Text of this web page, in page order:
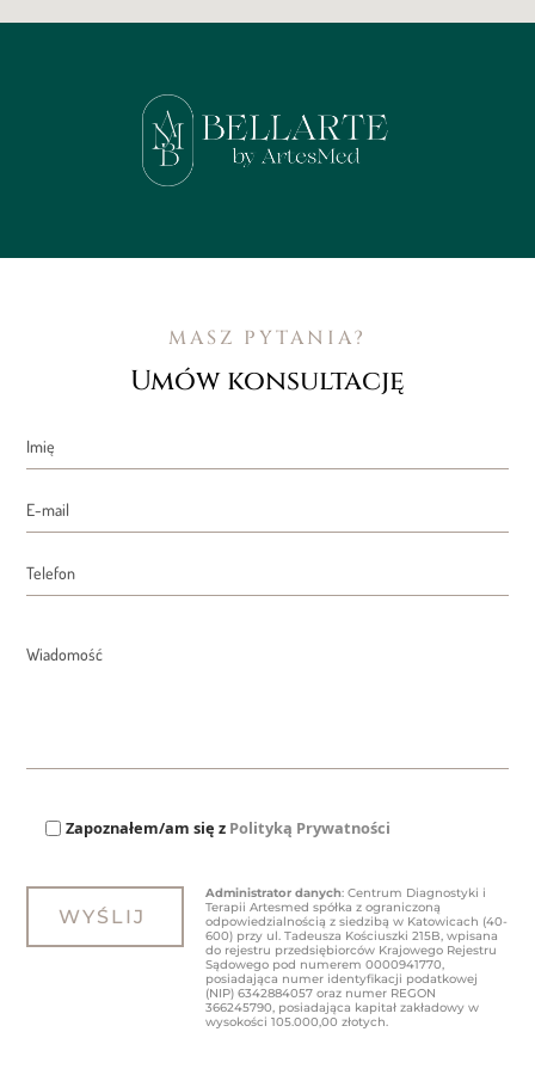
MASZ PYTANIA?
Umów konsultację
Zapoznałem/am się z Polityką Prywatności
Administrator danych: Centrum Diagnostyki i
Terapii Artesmed spółka z ograniczoną
odpowiedzialnością z siedzibą w Katowicach (40-
600) przy ul. Tadeusza Kościuszki 215B, wpisana
do rejestru przedsiębiorców Krajowego Rejestru
Sądowego pod numerem 0000941770,
posiadająca numer identyfikacji podatkowej
(NIP) 6342884057 oraz numer REGON
366245790, posiadająca kapitał zakładowy w
wysokości 105.000,00 złotych.